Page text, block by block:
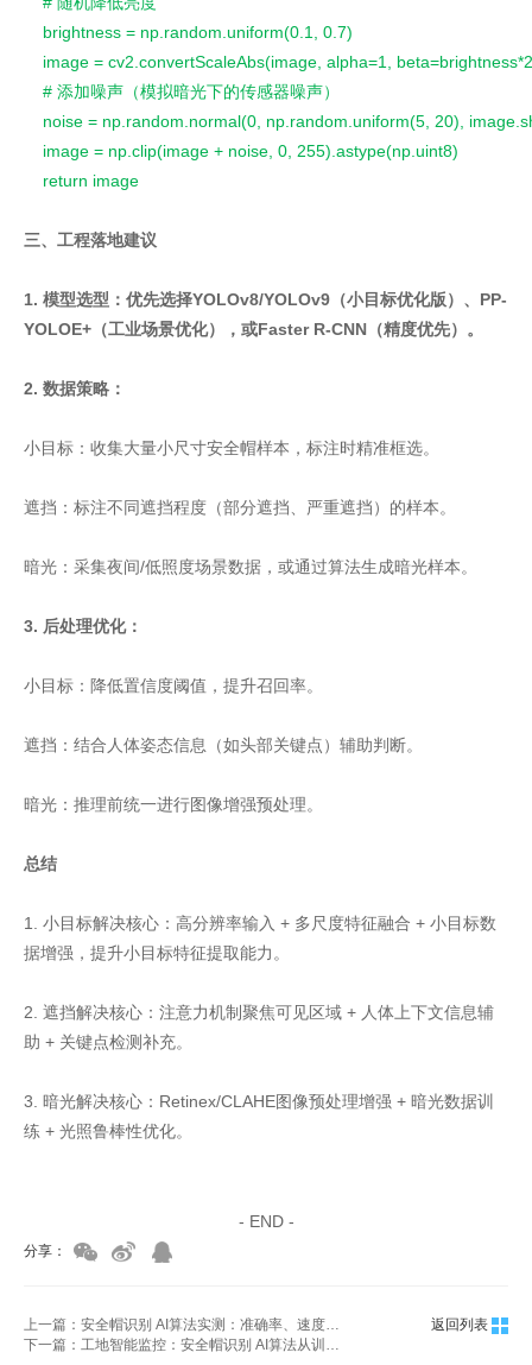
brightness = np.random.uniform(0.1, 0.7)
image = cv2.convertScaleAbs(image, alpha=1,
# 添加噪声（模拟暗光下的传感器噪声）
noise = np.random.normal(0, np.random.uniform(5, 20),
image = np.clip(image + noise, 0, 255).astype(np.uint8)
return image
三、工程落地建议
1. 模型选型：优先选择YOLOv8/YOLOv9（小目标优化版）、PP-
YOLOE+（工业场景优化），或Faster R-CNN（精度优先）。
2. 数据策略：
小目标：收集大量小尺寸安全帽样本，标注时精准框选。
遮挡：标注不同遮挡程度（部分遮挡、严重遮挡）的样本。
暗光：采集夜间/低照度场景数据，或通过算法生成暗光样本。
3. 后处理优化：
小目标：降低置信度阈值，提升召回率。
遮挡：结合人体姿态信息（如头部关键点）辅助判断。
暗光：推理前统一进行图像增强预处理。
总结
1. 小目标解决核心：高分辨率输入 + 多尺度特征融合 + 小目标数
据增强，提升小目标特征提取能力。
2. 遮挡解决核心：注意力机制聚焦可见区域 + 人体上下文信息辅
助 + 关键点检测补充。
3. 暗光解决核心：Retinex/CLAHE图像预处理增强 + 暗光数据训
练 + 光照鲁棒性优化。
- END -
分享：
上一篇：安全帽识别 AI算法实测：准确率、速度、部署一网打尽
返回列表
下一篇：工地智能监控：安全帽识别 AI算法从训练到落地